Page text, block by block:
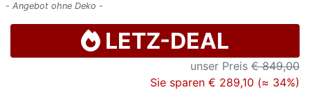
- Angebot ohne Deko -
LETZ-DEAL
unser Preis € 849,00
Sie sparen € 289,10 (≈ 34%)